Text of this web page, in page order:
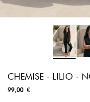
CHEMISE - LILIO -
99,00 €